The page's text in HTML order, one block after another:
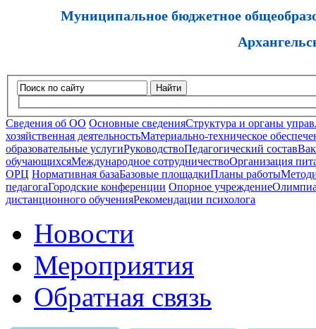
Муниципальное бюджетное
Найти
Сведения об ОО Основные сведенияСтруктура и органы
хозяйственная деятельностьМатериально-техническое
образовательные услугиРуководствоПедагогический состав
обучающихсяМеждународное сотрудничествоОрганизация
ОРЦ Нормативная базаБазовые площадкиПланы работы
педагогаГородские конференции Опорное учреждение
дистанционного обученияРекомендации психолога
Новости
Мероприятия
Обратная связь